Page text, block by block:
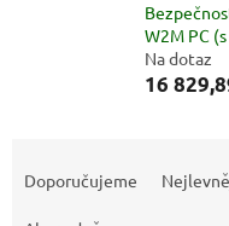
W2M PC
Na dotaz
16
Doporučujeme